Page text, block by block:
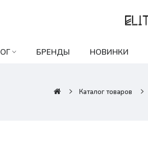
БРЕНДЫ НОВИНКИ
Каталог товаров